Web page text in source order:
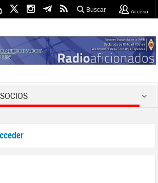
Buscar Acceso